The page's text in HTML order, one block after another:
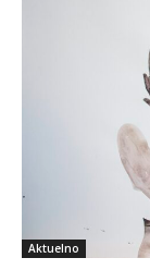
Aktuelno